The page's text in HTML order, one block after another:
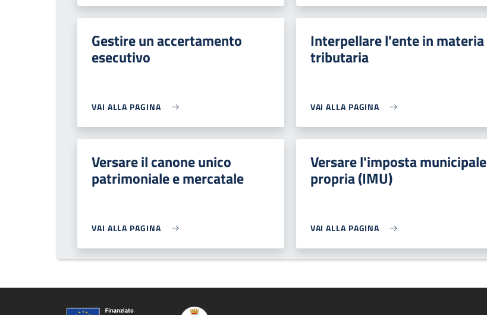
Gestire un accertamento
esecutivo
VAI ALLA PAGINA
Interpellare l'ente in materia
tributaria
VAI ALLA PAGINA
Versare il canone unico
patrimoniale e mercatale
VAI ALLA PAGINA
Versare l'imposta municipale
propria (IMU)
VAI ALLA PAGINA